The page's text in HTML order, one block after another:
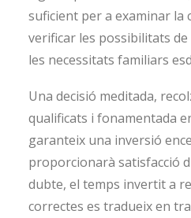
suficient per a examinar la
verificar les possibilitats
les necessitats familiars
Una decisió meditada,
qualificats i fonamentada
garanteix una inversió
proporcionarà satisfacció
dubte, el temps invertit a
correctes es tradueix en